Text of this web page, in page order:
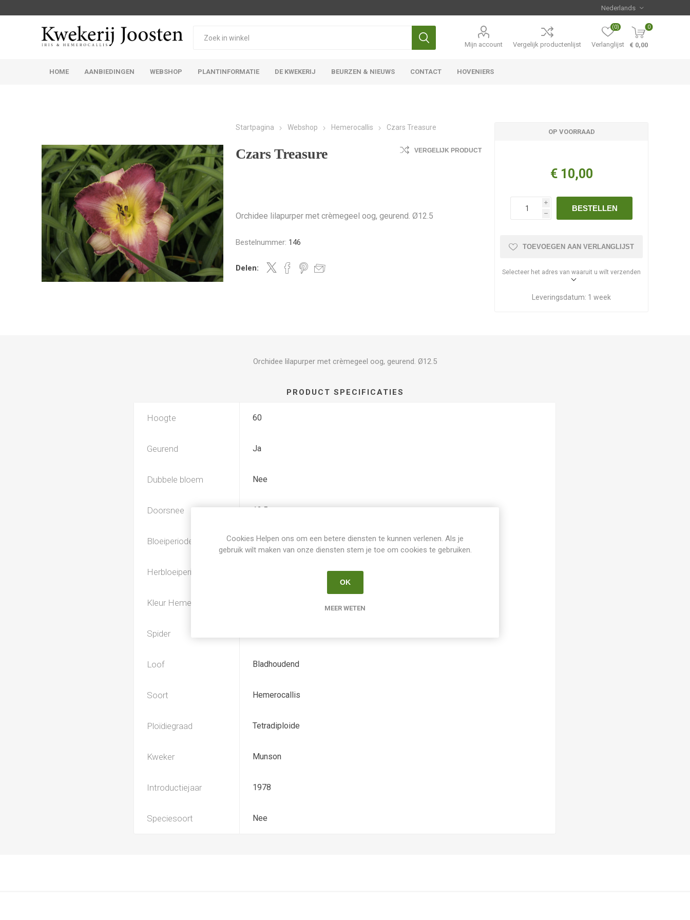
Mijn account Vergelijk productenlijst Verlanglijst
(0) 0
€ 0,00
HOME AANBIEDINGEN WEBSHOP PLANTINFORMATIE DE KWEKERIJ BEURZEN & NIEUWS CONTACT HOVENIERS
Startpagina Webshop Hemerocallis Czars Treasure
Czars Treasure VERGELIJK PRODUCT
Orchidee lilapurper met crèmegeel oog, geurend. Ø12.5
Bestelnummer: 146
Delen:
OP VOORRAAD
€ 10,00
i
h
BESTELLEN
TOEVOEGEN AAN VERLANGLIJST
Selecteer het adres van waaruit u wilt verzenden
Leveringsdatum: 1 week
Orchidee lilapurper met crèmegeel oog, geurend. Ø12.5
PRODUCT SPECIFICATIES
Hoogte 60
Geurend Ja
Dubbele bloem Nee
Doorsnee 12.5
Bloeiperiode Juli-Augustus
Herbloeiperiode
Kleur Hemerocallis
Spider
Loof Bladhoudend
Soort Hemerocallis
Ploïdiegraad Tetradiploide
Kweker Munson
Introductiejaar 1978
Speciesoort Nee
Cookies Helpen ons om een betere diensten te kunnen verlenen. Als je
gebruik wilt maken van onze diensten stem je toe om cookies te gebruiken.
OK
MEER WETEN